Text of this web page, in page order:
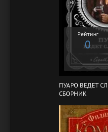
Рейтинг
0
ПУАРО ВЕДЕТ
СБОРНИК